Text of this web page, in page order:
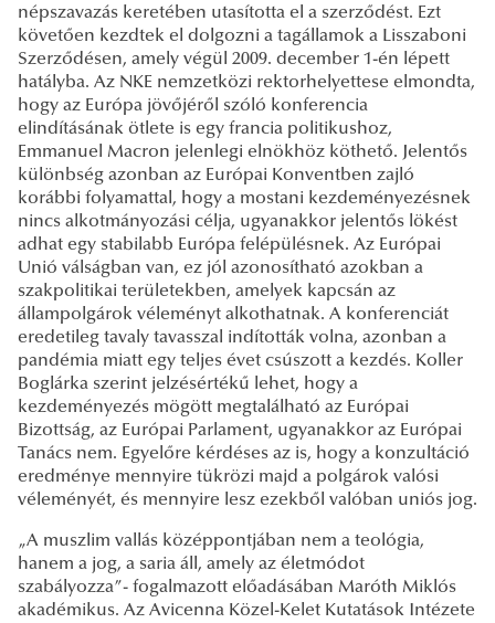
népszavazás keretében utasította el a szerződést. Ezt
követően kezdtek el dolgozni a tagállamok a Lisszaboni
Szerződésen, amely végül 2009. december 1-én lépett
hatályba. Az NKE nemzetközi rektorhelyettese elmondta,
hogy az Európa jövőjéről szóló konferencia
elindításának ötlete is egy francia politikushoz,
Emmanuel Macron jelenlegi elnökhöz köthető. Jelentős
különbség azonban az Európai Konventben zajló
korábbi folyamattal, hogy a mostani kezdeményezésnek
nincs alkotmányozási célja, ugyanakkor jelentős lökést
adhat egy stabilabb Európa felépülésnek. Az Európai
Unió válságban van, ez jól azonosítható azokban a
szakpolitikai területekben, amelyek kapcsán az
állampolgárok véleményt alkothatnak. A konferenciát
eredetileg tavaly tavasszal indították volna, azonban a
pandémia miatt egy teljes évet csúszott a kezdés. Koller
Boglárka szerint jelzésértékű lehet, hogy a
kezdeményezés mögött megtalálható az Európai
Bizottság, az Európai Parlament, ugyanakkor az Európai
Tanács nem. Egyelőre kérdéses az is, hogy a konzultáció
eredménye mennyire tükrözi majd a polgárok valósi
véleményét, és mennyire lesz ezekből valóban uniós jog.
„A muszlim vallás középpontjában nem a teológia,
hanem a jog, a saria áll, amely az életmódot
szabályozza”- fogalmazott előadásában Maróth Miklós
akadémikus. Az Avicenna Közel-Kelet Kutatások Intézete